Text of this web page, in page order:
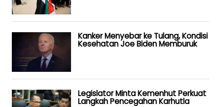
Kanker Menyebar ke Tulang, Kondisi
Kesehatan Joe Biden Memburuk
Legislator Minta Kemenhut Perkuat
Langkah Pencegahan Karhutla